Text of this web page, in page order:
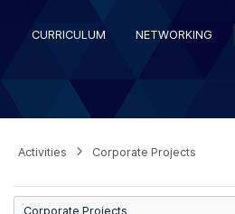
CURRICULUM NETWORKING
Activities Corporate Projects
Corporate Projects